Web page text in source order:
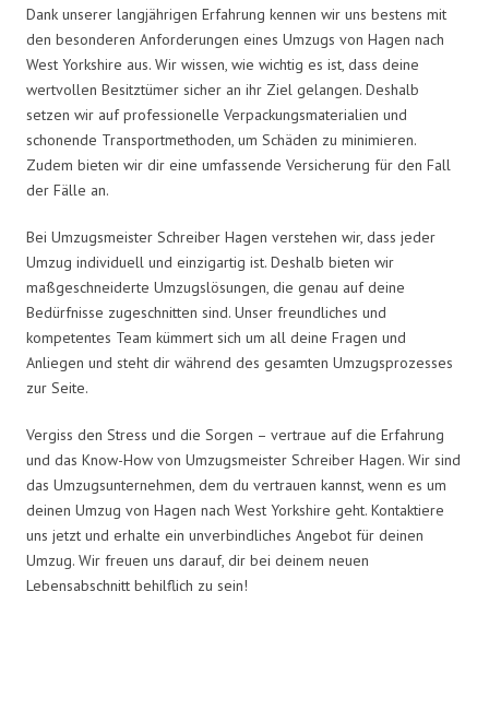
Dank unserer langjährigen Erfahrung kennen wir uns bestens mit
den besonderen Anforderungen eines Umzugs von Hagen nach
West Yorkshire aus. Wir wissen, wie wichtig es ist, dass deine
wertvollen Besitztümer sicher an ihr Ziel gelangen. Deshalb
setzen wir auf professionelle Verpackungsmaterialien und
schonende Transportmethoden, um Schäden zu minimieren.
Zudem bieten wir dir eine umfassende Versicherung für den Fall
der Fälle an.
Bei Umzugsmeister Schreiber Hagen verstehen wir, dass jeder
Umzug individuell und einzigartig ist. Deshalb bieten wir
maßgeschneiderte Umzugslösungen, die genau auf deine
Bedürfnisse zugeschnitten sind. Unser freundliches und
kompetentes Team kümmert sich um all deine Fragen und
Anliegen und steht dir während des gesamten Umzugsprozesses
zur Seite.
Vergiss den Stress und die Sorgen – vertraue auf die Erfahrung
und das Know-How von Umzugsmeister Schreiber Hagen. Wir sind
das Umzugsunternehmen, dem du vertrauen kannst, wenn es um
deinen Umzug von Hagen nach West Yorkshire geht. Kontaktiere
uns jetzt und erhalte ein unverbindliches Angebot für deinen
Umzug. Wir freuen uns darauf, dir bei deinem neuen
Lebensabschnitt behilflich zu sein!